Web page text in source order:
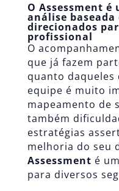
O Assessment
análise baseada
direcionados
profissional
O
que já fazem
quanto daqueles
equipe é muito
mapeamento de
também
estratégias
melhoria do seu
Assessment é
para diversos